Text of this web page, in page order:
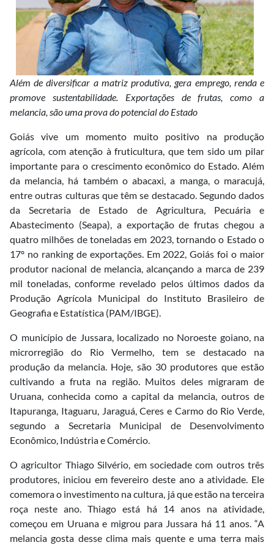
Além de diversificar a matriz produtiva, gera emprego, renda e
promove sustentabilidade. Exportações de frutas, como a
melancia, são uma prova do potencial do Estado
Goiás vive um momento muito positivo na produção
agrícola, com atenção à fruticultura, que tem sido um pilar
importante para o crescimento econômico do Estado. Além
da melancia, há também o abacaxi, a manga, o maracujá,
entre outras culturas que têm se destacado. Segundo dados
da Secretaria de Estado de Agricultura, Pecuária e
Abastecimento (Seapa), a exportação de frutas chegou a
quatro milhões de toneladas em 2023, tornando o Estado o
17º no ranking de exportações. Em 2022, Goiás foi o maior
produtor nacional de melancia, alcançando a marca de 239
mil toneladas, conforme revelado pelos últimos dados da
Produção Agrícola Municipal do Instituto Brasileiro de
Geografia e Estatística (PAM/IBGE).
O município de Jussara, localizado no Noroeste goiano, na
microrregião do Rio Vermelho, tem se destacado na
produção da melancia. Hoje, são 30 produtores que estão
cultivando a fruta na região. Muitos deles migraram de
Uruana, conhecida como a capital da melancia, outros de
Itapuranga, Itaguaru, Jaraguá, Ceres e Carmo do Rio Verde,
segundo a Secretaria Municipal de Desenvolvimento
Econômico, Indústria e Comércio.
O agricultor Thiago Silvério, em sociedade com outros três
produtores, iniciou em fevereiro deste ano a atividade. Ele
comemora o investimento na cultura, já que estão na terceira
roça neste ano. Thiago está há 14 anos na atividade,
começou em Uruana e migrou para Jussara há 11 anos. “A
melancia gosta desse clima mais quente e uma terra mais